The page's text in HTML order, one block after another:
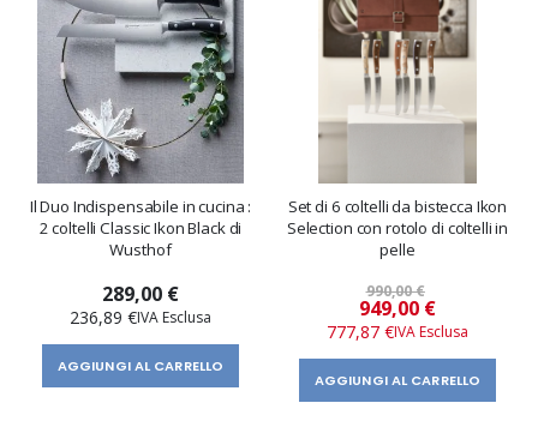
Il Duo Indispensabile in cucina :
2 coltelli Classic Ikon Black di
Wusthof
289,00 €
236,89 €
AGGIUNGI AL CARRELLO
Set di 6 coltelli da bistecca Ikon
Selection con rotolo di coltelli in
pelle
990,00 €
Prezzo
speciale
949,00 €
777,87 €
AGGIUNGI AL CARRELLO